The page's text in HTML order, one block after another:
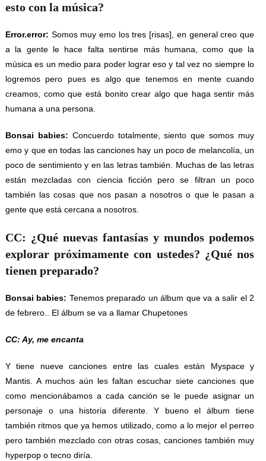
esto con la música?
Error.error: Somos muy emo los tres [risas], en general creo que
a la gente le hace falta sentirse más humana, como que la
música es un medio para poder lograr eso y tal vez no siempre lo
logremos pero pues es algo que tenemos en mente cuando
creamos, como que está bonito crear algo que haga sentir más
humana a una persona.
Bonsai babies: Concuerdo totalmente, siento que somos muy
emo y que en todas las canciones hay un poco de melancolía, un
poco de sentimiento y en las letras también. Muchas de las letras
están mezcladas con ciencia ficción pero se filtran un poco
también las cosas que nos pasan a nosotros o que le pasan a
gente que está cercana a nosotros.
CC: ¿Qué nuevas fantasías y mundos podemos
explorar próximamente con ustedes? ¿Qué nos
tienen preparado?
Bonsai babies: Tenemos preparado un álbum que va a salir el 2
de febrero.. El álbum se va a llamar Chupetones
CC: Ay, me encanta
Y tiene nueve canciones entre las cuales están Myspace y
Mantis. A muchos aún les faltan escuchar siete canciones que
como mencionábamos a cada canción se le puede asignar un
personaje o una historia diferente. Y bueno el álbum tiene
también ritmos que ya hemos utilizado, como a lo mejor el perreo
pero también mezclado con otras cosas, canciones también muy
hyperpop o tecno diría.